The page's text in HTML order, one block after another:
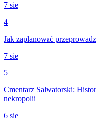
7 sie
4
Jak zaplanować
7 sie
5
Cmentarz Salwatorski:
nekropolii
6 sie